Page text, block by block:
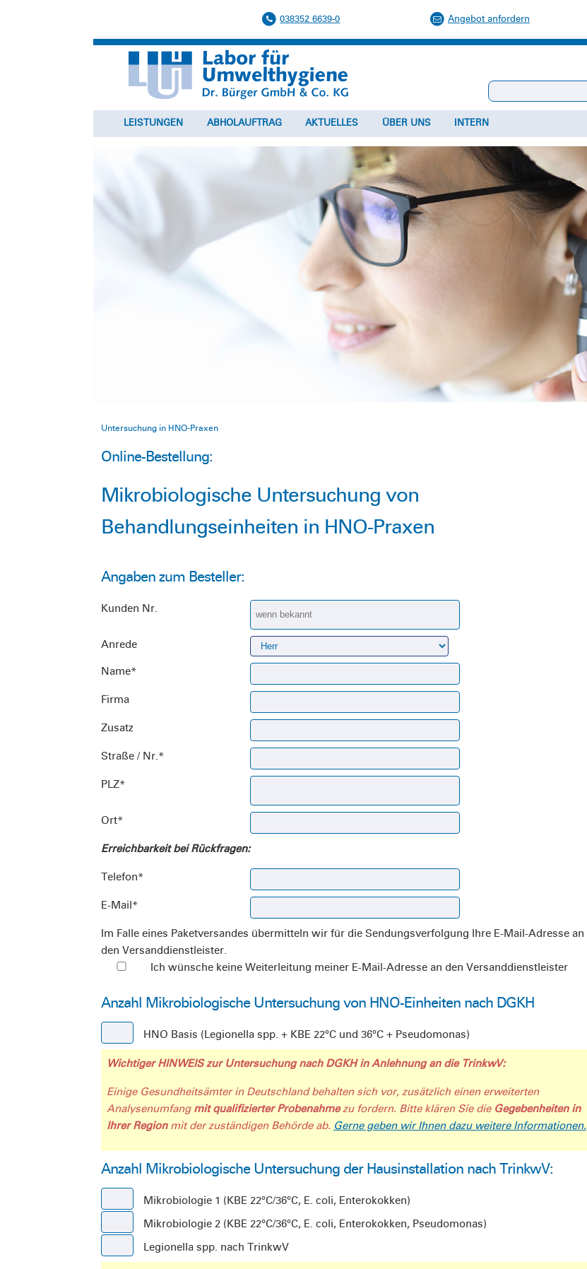
038352 6639-0 Angebot anfordern
LEISTUNGEN ABHOLAUFTRAG AKTUELLES ÜBER UNS INTERN
Untersuchung in HNO-Praxen
Online-Bestellung:
Mikrobiologische Untersuchung von
Behandlungseinheiten in HNO-Praxen
Angaben zum Besteller:
Kunden Nr.
Anrede
Name*
Firma
Zusatz
Straße / Nr.*
PLZ*
Ort*
Erreichbarkeit bei Rückfragen:
Telefon*
E-Mail*
Im Falle eines Paketversandes übermitteln wir für die Sendungsverfolgung Ihre E-Mail-Adresse an
den Versanddienstleister.
Ich wünsche keine Weiterleitung meiner E-Mail-Adresse an den Versanddienstleister
Anzahl Mikrobiologische Untersuchung von HNO-Einheiten nach DGKH
HNO Basis (Legionella spp. + KBE 22°C und 36°C + Pseudomonas)
Wichtiger HINWEIS zur Untersuchung nach DGKH in Anlehnung an die TrinkwV:
Einige Gesundheitsämter in Deutschland behalten sich vor, zusätzlich einen erweiterten
Analysenumfangmit qualifizierter Probenahmezu fordern. Bitte klären Sie die Gegebenheiten in
Ihrer Regionmit der zuständigen Behörde ab. Gerne geben wir Ihnen dazu weitere Informationen.
Anzahl Mikrobiologische Untersuchung der Hausinstallation nach TrinkwV:
Mikrobiologie 1 (KBE 22°C/36°C, E. coli, Enterokokken)
Mikrobiologie 2 (KBE 22°C/36°C, E. coli, Enterokokken, Pseudomonas)
Legionella spp. nach TrinkwV